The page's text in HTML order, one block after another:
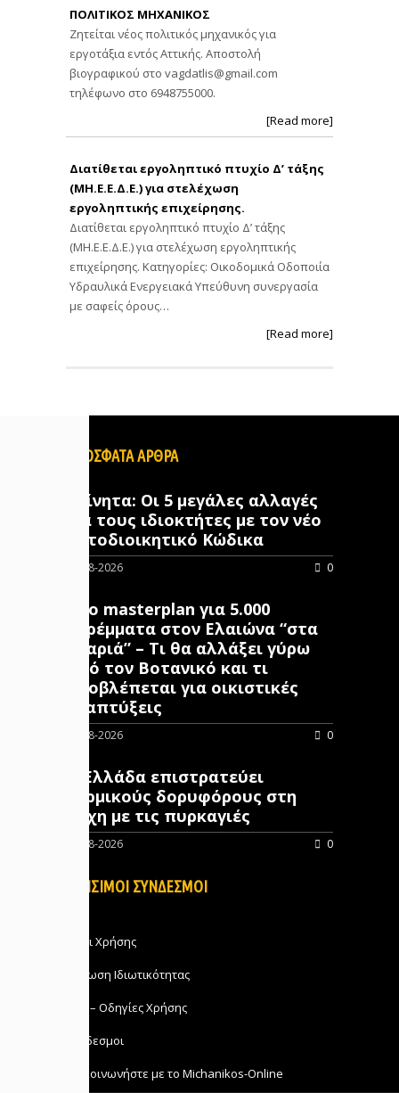
ΠΟΛΙΤΙΚΟΣ ΜΗΧΑΝΙΚΟΣ
Ζητείται νέος πολιτικός μηχανικός για
εργοτάξια εντός Αττικής. Αποστολή
βιογραφικού στο vagdatlis@gmail.com
τηλέφωνο στο 6948755000.
[Read more]
Διατίθεται εργοληπτικό πτυχίο Δ’ τάξης
(ΜΗ.Ε.Ε.Δ.Ε.) για στελέχωση
εργοληπτικής επιχείρησης.
Διατίθεται εργοληπτικό πτυχίο Δ’ τάξης
(ΜΗ.Ε.Ε.Δ.Ε.) για στελέχωση εργοληπτικής
επιχείρησης. Κατηγορίες: Οικοδομικά Οδοποιία
Υδραυλικά Ενεργειακά Υπεύθυνη συνεργασία
με σαφείς όρους…
[Read more]
ΠΡΟΣΦΑΤΑ ΑΡΘΡΑ
Ακίνητα: Οι 5 μεγάλες αλλαγές
για τους ιδιοκτήτες με τον νέο
Αυτοδιοικητικό Κώδικα
05-08-2026 0
Νέο masterplan για 5.000
στρέμματα στον Ελαιώνα “στα
σκαριά” – Τι θα αλλάξει γύρω
από τον Βοτανικό και τι
προβλέπεται για οικιστικές
αναπτύξεις
05-08-2026 0
Η Ελλάδα επιστρατεύει
θερμικούς δορυφόρους στη
μάχη με τις πυρκαγιές
05-08-2026 0
ΧΡΗΣΙΜΟΙ ΣΥΝΔΕΣΜΟΙ
Όροι Χρήσης
Δήλωση Ιδιωτικότητας
FAQ – Οδηγίες Χρήσης
Σύνδεσμοι
Επικοινωνήστε με το Michanikos-Online